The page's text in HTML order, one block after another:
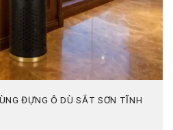
ĐỰNG Ô DÙ SẮT SƠN TĨNH